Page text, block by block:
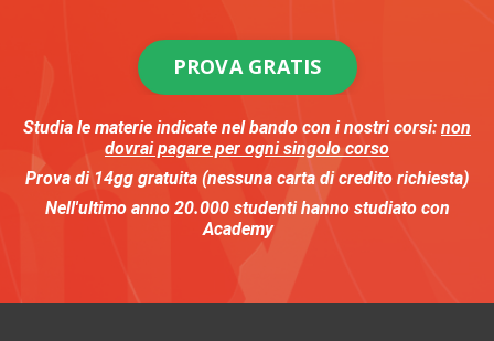
PROVA GRATIS
Studia le materie indicate nel bando con i nostri corsi: non
dovrai pagare per ogni singolo corso
Prova di 14gg gratuita (nessuna carta di credito richiesta)
Nell'ultimo anno 20.000studentihanno studiato con
Academy